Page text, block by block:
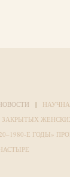
ЗАКРЫТЫХ
Е ГОДЫ»